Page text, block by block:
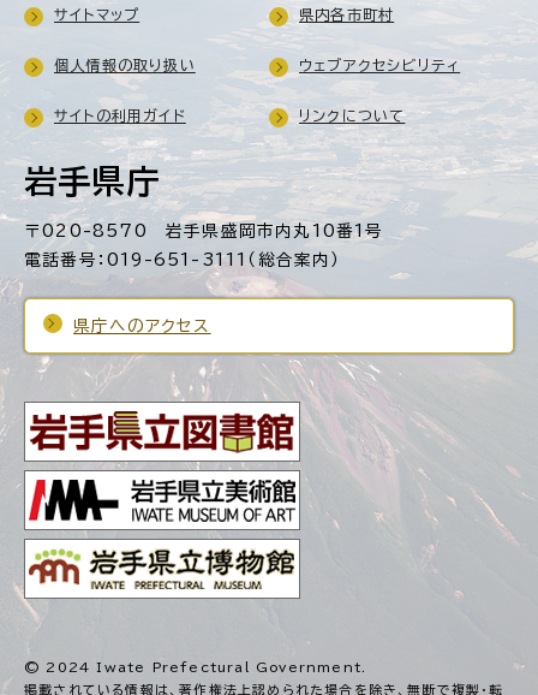
岩手県庁
〒020-8570 岩手県盛岡市内丸10番1号
電話番号：019-651-3111（総合案内）
県庁へのアクセス
サイトマップ 県内各市町村
個人情報の取り扱い ウェブアクセシビリティ
サイトの利用ガイド リンクについて
© 2024 Iwate Prefectural Government.
掲載されている情報は、著作権法上認められた場合を除き、無断で複製・転